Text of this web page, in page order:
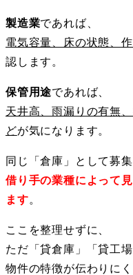
製造業であれば、
電気容量、床の状態、
認します。
保管用途であれば、
天井高、雨漏りの有無
どが気になります。
同じ「倉庫」として募集
借り手の業種によって
ます。
ここを整理せずに、
ただ「貸倉庫」「貸工
物件の特徴が伝わりにく